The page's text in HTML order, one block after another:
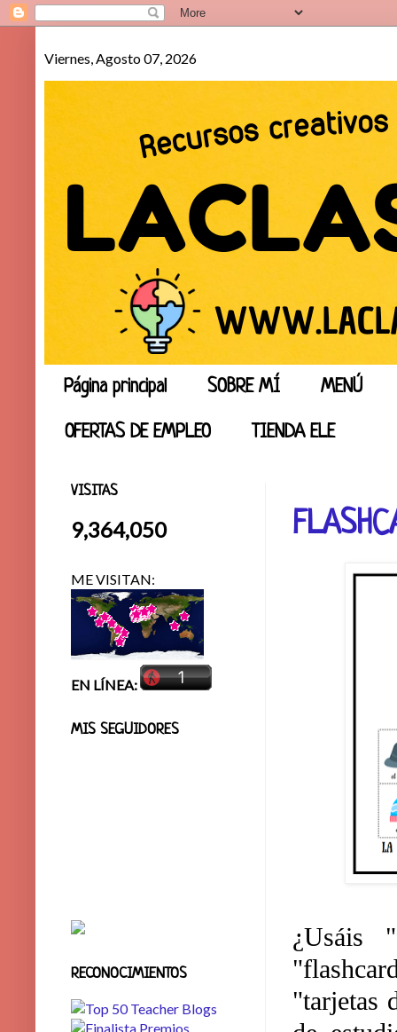
Viernes, Agosto 07, 2026
Página principal SOBRE MÍ MENÚ
OFERTAS DE EMPLEO TIENDA ELE
¿Usáis
"tarjetas
VISITAS
9,364,050
ME VISITAN:
EN LÍNEA:
MIS SEGUIDORES
RECONOCIMIENTOS